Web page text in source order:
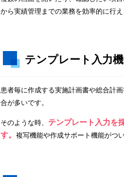
から実績管理までの業務を効率的に行え
テンプレート入力
患者毎に作成する実施計画書や総合計
合が多いです。
そのような時、 テンプレート入力を
す。 複写機能や作成サポート機能がつ